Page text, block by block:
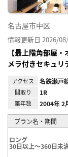
名古屋市中区
情報更新日 2026/
【最上階角部屋
メラ付きセキュリ
アクセス 名鉄瀬戸
間取り 1R
築年数 2004年 2
プラン名・期間
ロング
30日以上～360日未